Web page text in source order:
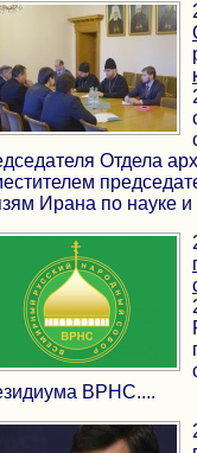
Отдела
Ирана по науке и
ВРНС....